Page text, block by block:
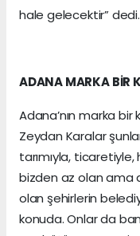
hale gelecektir” dedi.
ADANA MARKA BİR
Adana’nın marka
Zeydan Karalar
tarımıyla,
bizden az olan ama
olan şehirlerin
konuda. Onlar da